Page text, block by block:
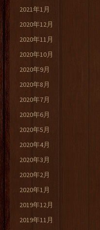
2021年1月
2020年12月
2020年11月
2020年10月
2020年9月
2020年8月
2020年7月
2020年6月
2020年5月
2020年4月
2020年3月
2020年2月
2020年1月
2019年12月
2019年11月